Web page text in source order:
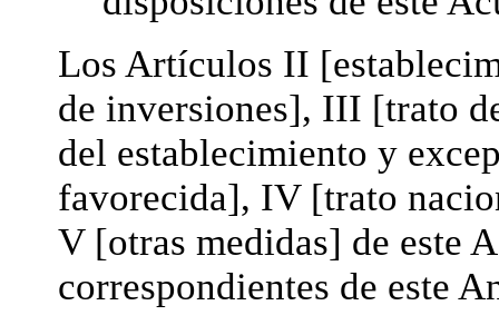
Los Artículos II
de inversiones], III [trato
del establecimiento y
favorecida], IV [trato
V [otras medidas] de este
correspondientes de este